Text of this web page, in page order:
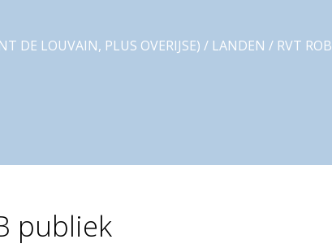
DE LOUVAIN, PLUS OVERIJSE) / LANDEN / RVT ROB
publiek